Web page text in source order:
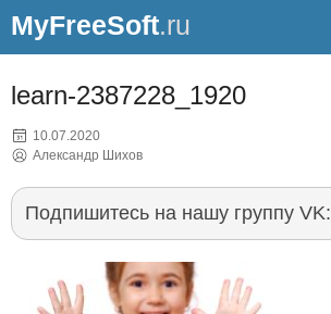
MyFreeSoft.ru
learn-2387228_1920
10.07.2020
Александр Шихов
Подпишитесь на нашу группу VK: